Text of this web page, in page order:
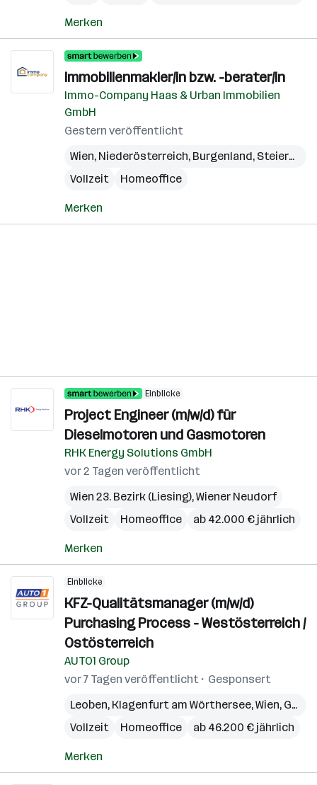
Merken
Immobilienmakler/in bzw. -berater/in
Immo-Company Haas & Urban Immobilien
GmbH
Gestern veröffentlicht
Wien, Niederösterreich, Burgenland, Steiermark
Vollzeit
Homeoffice
Merken
Einblicke
Project Engineer (m/w/d) für
Dieselmotoren und Gasmotoren
RHK Energy Solutions GmbH
vor 2 Tagen veröffentlicht
Wien 23. Bezirk (Liesing),Wiener Neudorf
Vollzeit
Homeoffice ab 42.000 € jährlich
Merken
Einblicke
KFZ-Qualitätsmanager (m/w/d)
Purchasing Process - Westösterreich /
Ostösterreich
AUTO1 Group
vor 7 Tagen veröffentlicht
Gesponsert
Leoben, Klagenfurt am Wörthersee,Wien, Graz
Vollzeit
Homeoffice ab 46.200 € jährlich
Merken